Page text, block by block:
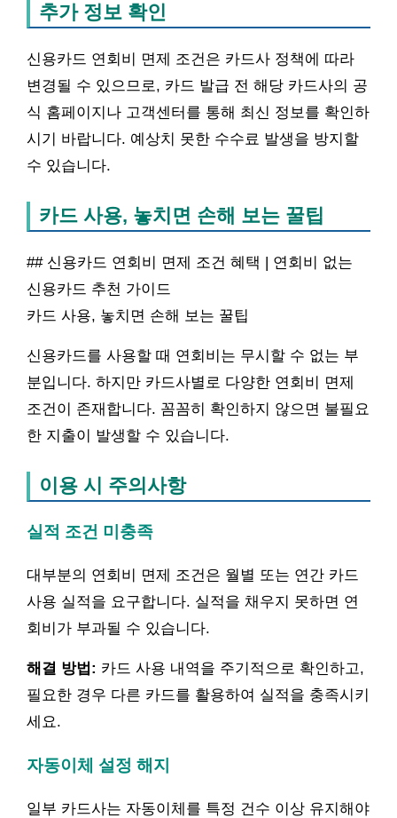
추가 정보 확인
신용카드 연회비 면제 조건은 카드사 정책에 따라
변경될 수 있으므로, 카드 발급 전 해당 카드사의 공
식 홈페이지나 고객센터를 통해 최신 정보를 확인하
시기 바랍니다. 예상치 못한 수수료 발생을 방지할
수 있습니다.
카드 사용, 놓치면 손해 보는 꿀팁
## 신용카드 연회비 면제 조건 혜택 | 연회비 없는
신용카드 추천 가이드
카드 사용, 놓치면 손해 보는 꿀팁
신용카드를 사용할 때 연회비는 무시할 수 없는 부
분입니다. 하지만 카드사별로 다양한 연회비 면제
조건이 존재합니다. 꼼꼼히 확인하지 않으면 불필요
한 지출이 발생할 수 있습니다.
이용 시 주의사항
실적 조건 미충족
대부분의 연회비 면제 조건은 월별 또는 연간 카드
사용 실적을 요구합니다. 실적을 채우지 못하면 연
회비가 부과될 수 있습니다.
해결 방법: 카드 사용 내역을 주기적으로 확인하고,
필요한 경우 다른 카드를 활용하여 실적을 충족시키
세요.
자동이체 설정 해지
일부 카드사는 자동이체를 특정 건수 이상 유지해야